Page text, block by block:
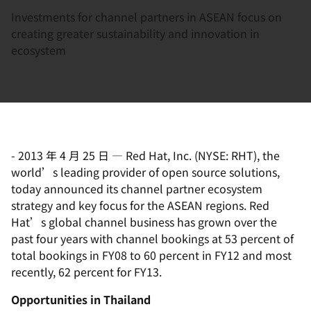
Investments for channel partners in ASEAN focus on
creating greater sustainability and innovation in
ecosystem
- 2013 年 4 月 25 日 — Red Hat, Inc. (NYSE: RHT), the
world’s leading provider of open source solutions,
today announced its channel partner ecosystem
strategy and key focus for the ASEAN regions. Red
Hat’s global channel business has grown over the
past four years with channel bookings at 53 percent of
total bookings in FY08 to 60 percent in FY12 and most
recently, 62 percent for FY13.
Opportunities in Thailand